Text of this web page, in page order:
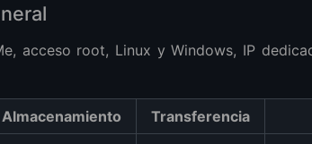
acceso root, Linux y Windows, IP
Almacenamiento Transferencia